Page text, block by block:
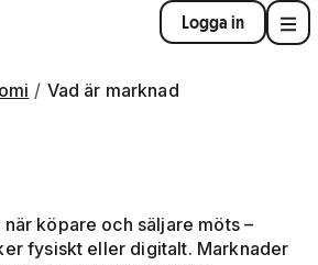
Logga in
Vad är marknad
när köpare och säljare möts –
fysiskt eller digitalt. Marknader